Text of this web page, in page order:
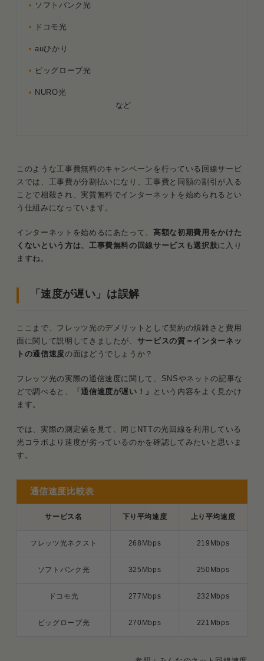
ソフトバンク光
ドコモ光
auひかり
ビッグローブ光
NURO光
など
このような工事費無料のキャンペーンを行っている回線サービ
スでは、工事費が分割払いになり、工事費と同額の割引が入る
ことで相殺され、実質無料でインターネットを始められるとい
う仕組みになっています。
インターネットを始めるにあたって、高額な初期費用をかけた
くないという方は、工事費無料の回線サービスも選択肢に入り
ますね。
「速度が遅い」は誤解
ここまで、フレッツ光のデメリットとして契約の煩雑さと費用
面に関して説明してきましたが、 サービスの質＝インターネッ
トの通信速度の面はどうでしょうか？
フレッツ光の実際の通信速度に関して、SNSやネットの記事な
どで調べると、
「通信速度が遅い！」
という内容をよく見かけ
ます。
では、実際の測定値を見て、同じNTTの光回線を利用している
光コラボより速度が劣っているのかを確認してみたいと思いま
す。
サービス名 下り平均速度 上り平均速度
フレッツ光ネクスト 268Mbps 219Mbps
ソフトバンク光 325Mbps 250Mbps
ドコモ光 277Mbps 232Mbps
ビッグローブ光 270Mbps 221Mbps
通信速度比較表